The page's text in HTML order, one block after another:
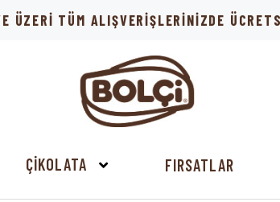
ÜZERİ TÜM ALIŞVERİŞLERİNİZDE
ÇİKOLATA FIRSATLAR